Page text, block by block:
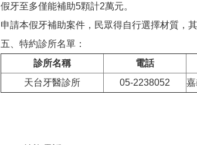
假牙至多僅能補助5顆計2萬元。
申請本假牙補助案件，民眾得自行選擇材質，
五、特約診所名單：
診所名稱
電話
天台牙醫診所
05-2238052